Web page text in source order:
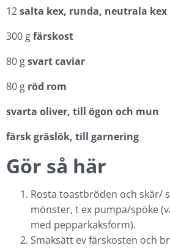
12salta kex, runda, neutrala kex
300 gfärskost
80 gsvart caviar
80 g röd rom
svarta oliver, till ögon och mun
färsk gräslök, till garnering
Gör så här
Rosta toastbröden och skär/
mönster, t ex pumpa/spöke
med pepparkaksform).
Smaksätt ev färskosten och